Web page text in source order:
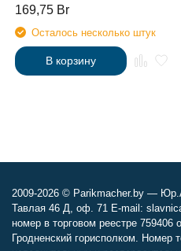
2.0мм, 6 нас
169,75 Br
Осталось несколько штук
В корзину
2009-2026 © Parikmacher.by —
Тавлая 46 Д, оф. 71 E-mail:
номер в торговом реестре 759406
Гродненский горисполком. Номер